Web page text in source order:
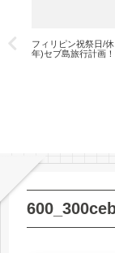
フィリピン祝祭日/
年)セブ島旅行計画！